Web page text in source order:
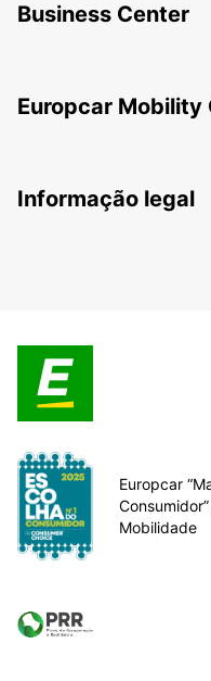
Business Center
Europcar Mobility
Informação legal
Europcar
Mobilidade